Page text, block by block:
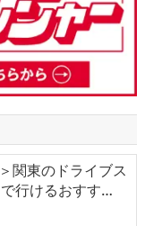
関東のドライブス
行けるおすす…